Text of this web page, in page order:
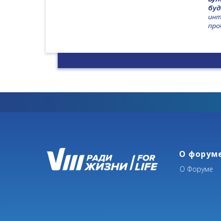
Участники рассмотрят вопросы
О
О Форуме